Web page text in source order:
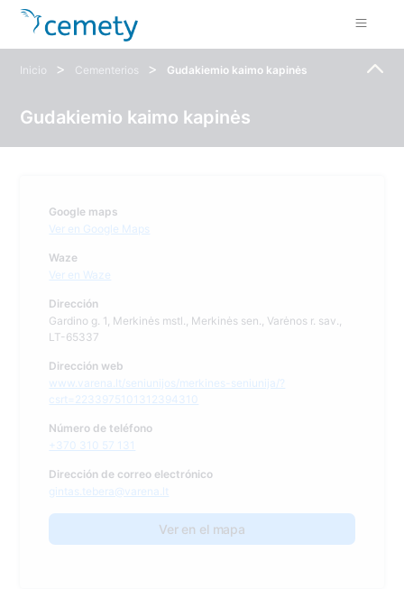
Inicio > Cementerios > Gudakiemio kaimo kapinės
Gudakiemio kaimo kapinės
Google maps
Ver en Google Maps
Waze
Ver en Waze
Dirección
Gardino g. 1, Merkinės mstl., Merkinės sen., Varėnos r. sav.,
LT-65337
Dirección web
www.varena.lt/seniunijos/merkines-seniunija/?
csrt=2233975101312394310
Número de teléfono
+370 310 57 131
Dirección de correo electrónico
gintas.tebera@varena.lt
Ver en el mapa